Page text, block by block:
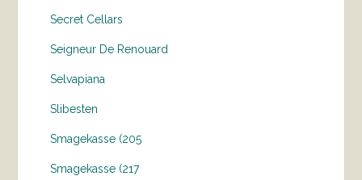
Secret Cellars
Seigneur De Renouard
Selvapiana
Slibesten
Smagekasse (205
Smagekasse (217